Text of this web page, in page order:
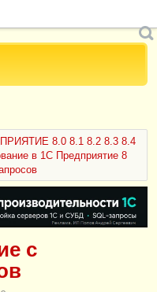
8.0 8.1 8.2 8.3 8.4
в 1С Предприятие 8
с